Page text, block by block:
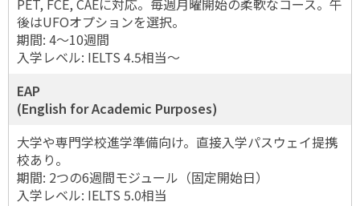
PET, FCE, CAEに対応。毎週月曜開始の柔軟なコース。午
後はUFOオプションを選択。
期間: 4～10週間
入学レベル: IELTS 4.5相当～
EAP
(English for Academic Purposes)
大学や専門学校進学準備向け。直接入学パスウェイ提携
校あり。
期間: 2つの6週間モジュール（固定開始日）
入学レベル: IELTS 5.0相当